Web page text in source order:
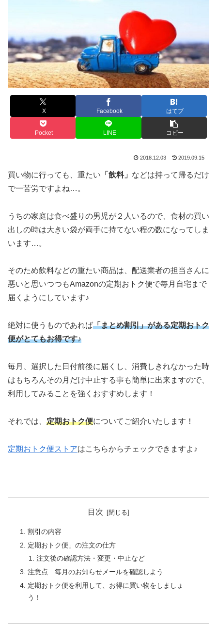
X Facebook はてブ
Pocket LINE コピー
2018.12.03 2019.09.15
買い物に行っても、重たい 「飲料」 などは持って帰るだけ
で一苦労ですよね…。
うちの家庭は食べ盛りの男児が２人いるので、食材の買い
出しの時は大きい袋が両手に持てない程の数になってしま
います…。
そのため飲料などの重たい商品は、配送業者の担当さんに
悪いと思いつつもAmazonの定期おトク便で毎月自宅まで
届くようにしています♪
絶対に使うものであれば「まとめ割引」がある定期おトク
便がとてもお得です♪
毎月、選択した日付前後に届くし、消費しきれなかった時
はもちろんその月だけ中止する事も簡単に出来ますので、
利用してみることを強くおすすめします！
それでは、 定期おトク便についてご紹介いたします！
定期おトク便ストアはこちらからチェックできますよ♪
目次
割引の内容
定期おトク便」の注文の仕方
注文後の確認方法・変更・中止など
注意点 毎月のお知らせメールを確認しよう
定期おトク便を利用して、お得に買い物をしましょ
う！